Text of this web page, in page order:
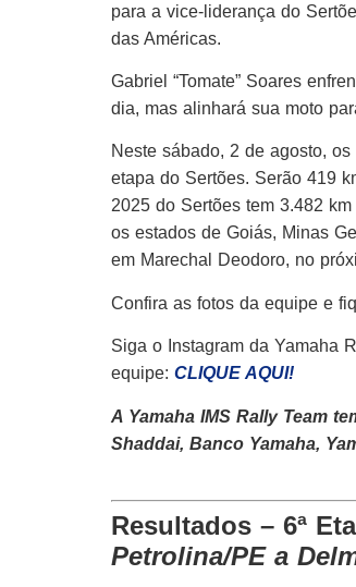
para a vice-liderança do
das Américas.
Gabriel “Tomate” Soares
dia, mas alinhará sua moto
Neste sábado, 2 de agosto,
etapa do Sertões. Serão 419
2025 do Sertões tem 3.482
os estados de Goiás, Minas
em Marechal Deodoro, no
Confira as fotos da equipe e
Siga o Instagram da Yamaha
equipe: CLIQUE AQUI!
A Yamaha IMS Rally Team
Shaddai, Banco Yamaha,
Resultados – 6ª
Petrolina/PE a